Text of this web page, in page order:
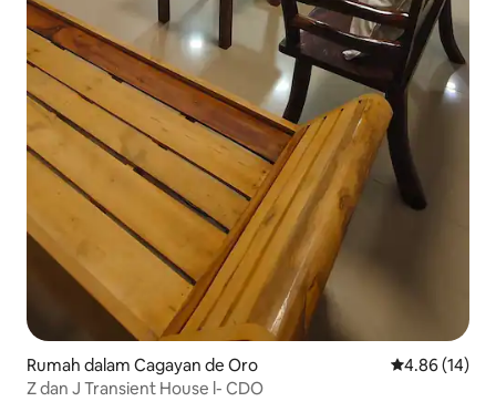
Rumah dalam Cagayan de Oro Penarafan
4.86 (14)
Z dan J Transient House l- CDO